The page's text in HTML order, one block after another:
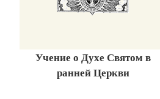
Учение о Духе Святом в
ранней Церкви